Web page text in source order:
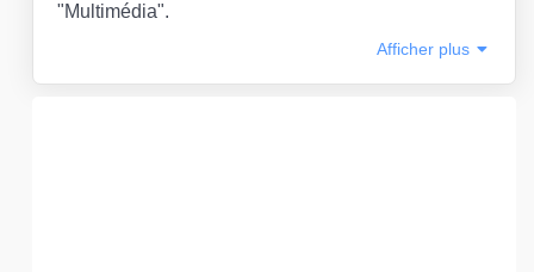
"Multimédia".
Afficher plus